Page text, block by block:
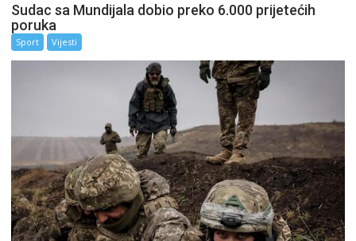
Sudac sa Mundijala dobio preko 6.000 prijetećih
poruka
Sport Vijesti